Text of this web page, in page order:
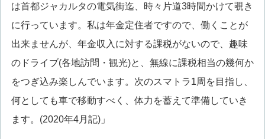
は首都ジャカルタの電気街迄、時々片道3時間かけて覗き
に行っています。私は年金定住者ですので、働くことが
出来ませんが、年金収入に対する課税がないので、趣味
のドライブ(各地訪問・観光)と、無線に課税相当の幾何か
をつぎ込み楽しんでいます。次のスマトラ1周を目指し、
何としても車で移動すべく、体力を蓄えて準備していき
ます。(2020年4月記)」